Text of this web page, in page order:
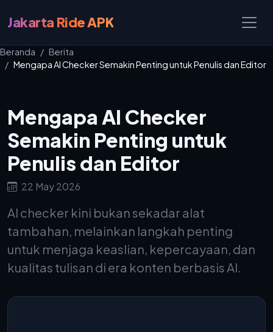
Jakarta Ride APK
Beranda
Berita
Mengapa AI Checker Semakin Penting untuk Penulis dan Editor
Mengapa AI Checker
Semakin Penting untuk
Penulis dan Editor
22 May 2026
AI checker kini bukan sekadar alat
tambahan, melainkan langkah penting
untuk menjaga keaslian, kepercayaan, dan
kualitas tulisan di era konten berbasis AI.